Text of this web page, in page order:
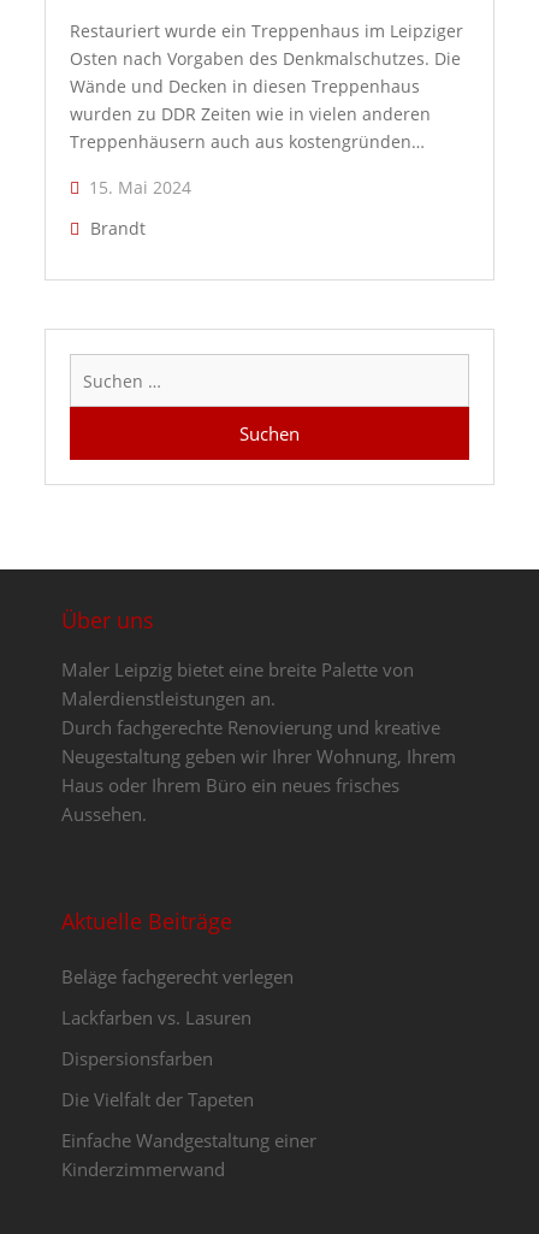
Restauriert wurde ein Treppenhaus im Leipziger
Osten nach Vorgaben des Denkmalschutzes. Die
Wände und Decken in diesen Treppenhaus
wurden zu DDR Zeiten wie in vielen anderen
Treppenhäusern auch aus kostengründen…
15. Mai 2024
Brandt
Über uns
Maler Leipzig bietet eine breite Palette von
Malerdienstleistungen an.
Durch fachgerechte Renovierung und kreative
Neugestaltung geben wir Ihrer Wohnung, Ihrem
Haus oder Ihrem Büro ein neues frisches
Aussehen.
Aktuelle Beiträge
Beläge fachgerecht verlegen
Lackfarben vs. Lasuren
Dispersionsfarben
Die Vielfalt der Tapeten
Einfache Wandgestaltung einer
Kinderzimmerwand